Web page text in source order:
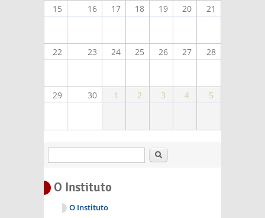
15 16 17 18 19 20 21
22 23 24 25 26 27 28
29 30 1 2 3 4 5
Buscar
O Instituto
O Instituto